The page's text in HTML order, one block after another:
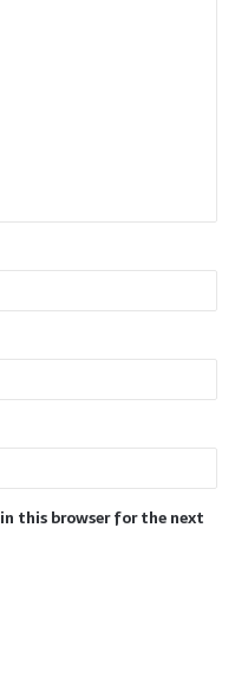
this browser for the next